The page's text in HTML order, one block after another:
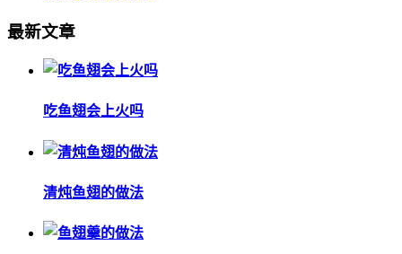
最新文章
吃鱼翅会上火吗
清炖鱼翅的做法